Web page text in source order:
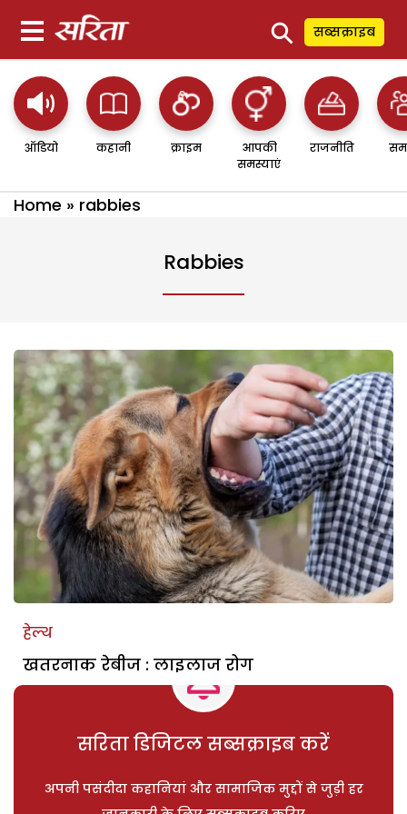
⚲ सब्सक्राइब
ऑडियो कहानी क्राइम
आपकी
समस्याएं
राजनीति
Home » rabbies
Rabbies
हेल्थ
खतरनाक रेबीज : लाइलाज रोग
सरिता डिजिटल सब्सक्राइब करें
अपनी पसंदीदा कहानियां और सामाजिक मुद्दों से जुड़ी हर